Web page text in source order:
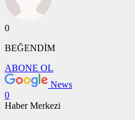
0
BEĞENDİM
ABONE OL
News
0
Haber Merkezi